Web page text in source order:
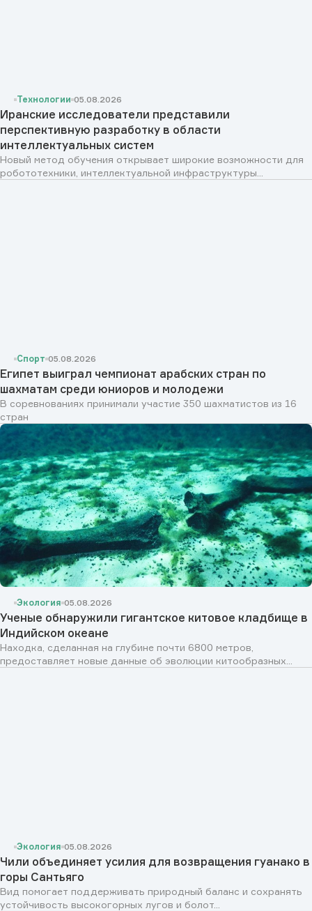
Технологии 05.08.2026
Иранские исследователи представили
перспективную разработку в области
интеллектуальных систем
Новый метод обучения открывает широкие возможности для
робототехники, интеллектуальной инфраструктуры...
Спорт 05.08.2026
Египет выиграл чемпионат арабских стран по
шахматам среди юниоров и молодежи
В соревнованиях принимали участие 350 шахматистов из 16
стран
Экология 05.08.2026
Ученые обнаружили гигантское китовое кладбище в
Индийском океане
Находка, сделанная на глубине почти 6800 метров,
предоставляет новые данные об эволюции китообразных...
Экология 05.08.2026
Чили объединяет усилия для возвращения гуанако в
горы Сантьяго
Вид помогает поддерживать природный баланс и сохранять
устойчивость высокогорных лугов и болот...